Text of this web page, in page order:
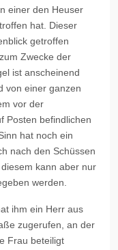
einer den Heuser
hat. Dieser
getroffen
Zwecke der
ist anscheinend
von einer ganzen
vor der
Posten befindlichen
hat noch ein
nach den Schüssen
kann aber nur
werden.
ihm ein Herr aus
zugerufen, an der
Frau beteiligt